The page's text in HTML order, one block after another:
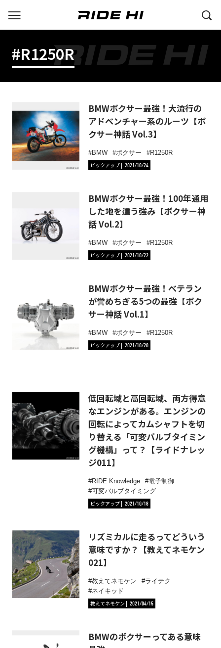
#R1250R
BMWボクサー最強！大流行の
アドベンチャー系のルーツ【ボ
クサー神話 Vol.3】
BMW ボクサー
R1250R
ピックアップ
2021/10/24
BMWボクサー最強！100年通用
した地を這う強み【ボクサー神
話 Vol.2】
BMW ボクサー
R1250R
ピックアップ
2021/10/22
BMWボクサー最強！ベテラン
が誉めちぎる5つの最強【ボク
サー神話 Vol.1】
BMW ボクサー
R1250R
ピックアップ
2021/10/20
低回転域と高回転域、両方得意
なエンジンがある。エンジンの
回転によってカムシャフトを切
り替える「可変バルブタイミン
グ機構」って？【ライドナレッ
ジ011】
RIDE Knowledge
電子制御
可変バルブタイミング
ピックアップ
2021/10/18
リズミカルに走るってどういう
意味ですか？【教えてネモケン
021】
教えてネモケン
ライテク
ネイキッド
教えてネモケン
2021/04/15
BMWのボクサーってある意味